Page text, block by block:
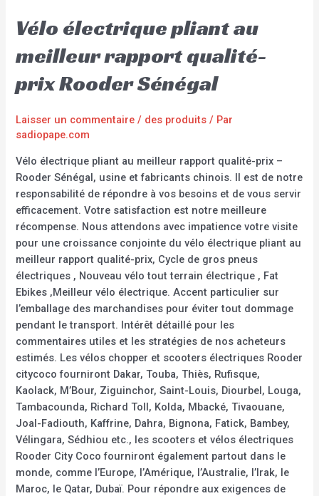
Vélo électrique pliant au
meilleur rapport qualité-
prix Rooder Sénégal
Laisser un commentaire / des produits / Par
sadiopape.com
Vélo électrique pliant au meilleur rapport qualité-prix –
Rooder Sénégal, usine et fabricants chinois. Il est de notre
responsabilité de répondre à vos besoins et de vous servir
efficacement. Votre satisfaction est notre meilleure
récompense. Nous attendons avec impatience votre visite
pour une croissance conjointe du vélo électrique pliant au
meilleur rapport qualité-prix, Cycle de gros pneus
électriques , Nouveau vélo tout terrain électrique , Fat
Ebikes ,Meilleur vélo électrique. Accent particulier sur
l’emballage des marchandises pour éviter tout dommage
pendant le transport. Intérêt détaillé pour les
commentaires utiles et les stratégies de nos acheteurs
estimés. Les vélos chopper et scooters électriques Rooder
citycoco fourniront Dakar, Touba, Thiès, Rufisque,
Kaolack, M’Bour, Ziguinchor, Saint-Louis, Diourbel, Louga,
Tambacounda, Richard Toll, Kolda, Mbacké, Tivaouane,
Joal-Fadiouth, Kaffrine, Dahra, Bignona, Fatick, Bambey,
Vélingara, Sédhiou etc., les scooters et vélos électriques
Rooder City Coco fourniront également partout dans le
monde, comme l’Europe, l’Amérique, l’Australie, l’Irak, le
Maroc, le Qatar, Dubaï. Pour répondre aux exigences de